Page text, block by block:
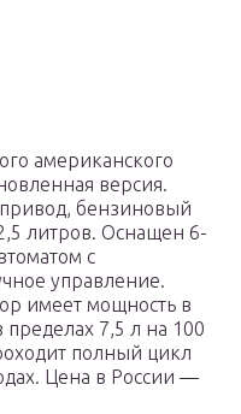
американского
версия.
бензиновый
литров. Оснащен 6-
с
управление.
имеет мощность в
пределах 7,5 л на 100
полный цикл
Цена в России —